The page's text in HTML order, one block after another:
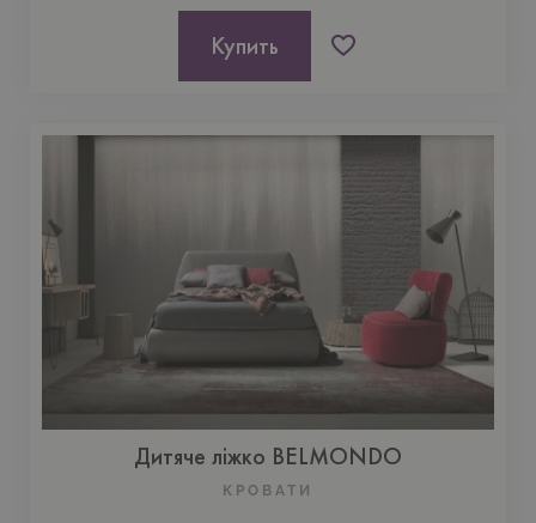
Купить
Дитяче ліжко BELMONDO
КРОВАТИ